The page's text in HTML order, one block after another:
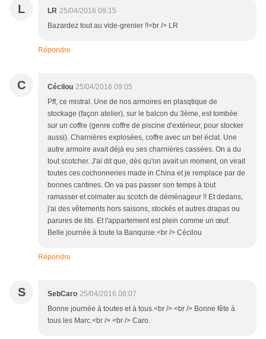
L LR 25/04/2016 09:15
Bazardez tout au vide-grenier !!<br /> LR
Répondre
C Cécilou 25/04/2016 09:05
Pff, ce mistral. Une de nos armoires en plasqtique de
stockage (façon atelier), sur le balcon du 3ème, est tombée
sur un coffre (genre coffre de piscine d'extérieur, pour stocker
aussi). Charnières explosées, coffre avec un bel éclat. Une
autre armoire avait déjà eu ses charnières cassées. On a du
tout scotcher. J'ai dit que, dès qu'on avait un moment, on virait
toutes ces cochonneries made in China et je remplace par de
bonnes cantines. On va pas passer son temps à tout
ramasser et colmater au scotch de déménageur !! Et dedans,
j'ai des vêtements hors saisons, stockés et autres drapas ou
parures de lits. Et l'appartement est plein comme un œuf.
Belle journée à toute la Banquise.<br /> Cécilou
Répondre
S SebCaro 25/04/2016 08:07
Bonne journée à toutes et à tous.<br /> <br /> Bonne fête à
tous les Marc.<br /> <br /> Caro.